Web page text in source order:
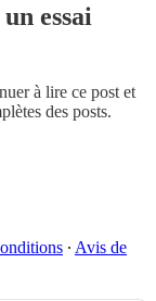
essai
à lire ce post et
des posts.
∙ Avis de